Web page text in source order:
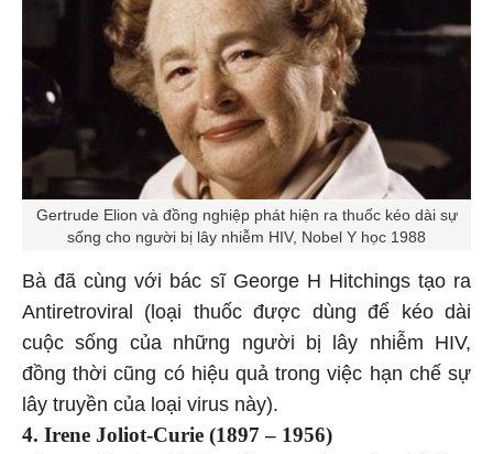
Gertrude Elion và đồng nghiệp phát hiện ra thuốc kéo dài sự
sống cho người bị lây nhiễm HIV, Nobel Y học 1988
Bà đã cùng với bác sĩ George H Hitchings tạo ra
Antiretroviral (loại thuốc được dùng để kéo dài
cuộc sống của những người bị lây nhiễm HIV,
đồng thời cũng có hiệu quả trong việc hạn chế sự
lây truyền của loại virus này).
4. Irene Joliot-Curie (1897 – 1956)